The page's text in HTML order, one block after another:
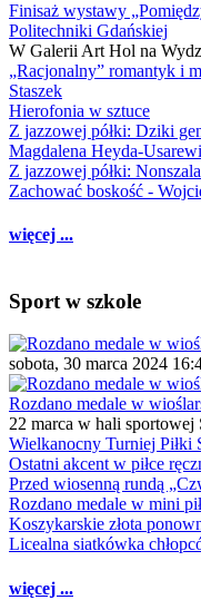
Finisaż wystawy
Politechniki Gdańskiej
W Galerii Art Hol na
„Racjonalny” romantyk i
Staszek
Hierofonia w sztuce
Z jazzowej półki: Dziki
Magdalena Heyda-
Z jazzowej półki:
Zachować boskość -
więcej ...
Sport w szkole
sobota, 30 marca 2024
Rozdano medale w
22 marca w hali sportowej
Wielkanocny Turniej Piłki
Ostatni akcent w piłce
Przed wiosenną rundą
Rozdano medale w mini
Koszykarskie złota
Licealna siatkówka
więcej ...